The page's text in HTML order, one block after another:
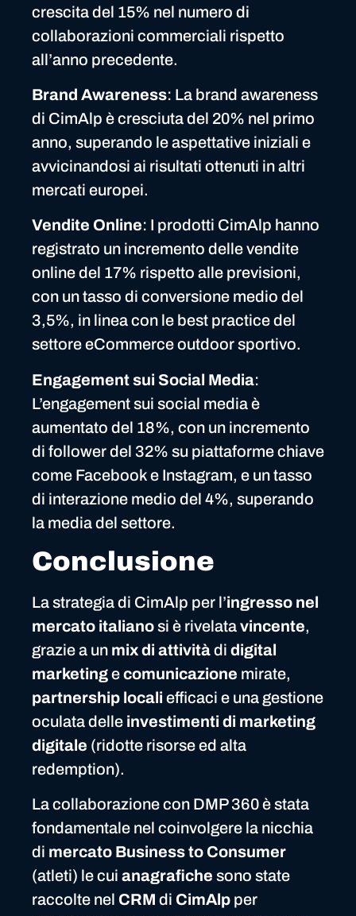
crescita del 15% nel numero di
collaborazioni commerciali rispetto
all’anno precedente.
Brand Awareness: La brand awareness
di CimAlp è cresciuta del 20% nel primo
anno, superando le aspettative iniziali e
avvicinandosi ai risultati ottenuti in altri
mercati europei.
Vendite Online: I prodotti CimAlp hanno
registrato un incremento delle vendite
online del 17% rispetto alle previsioni,
con un tasso di conversione medio del
3,5%, in linea con le best practice del
settore eCommerce outdoor sportivo.
Engagement sui Social Media:
L’engagement sui social media è
aumentato del 18%, con un incremento
di follower del 32% su piattaforme chiave
come Facebook e Instagram, e un tasso
di interazione medio del 4%, superando
la media del settore.
Conclusione
La strategia di CimAlp per l’ingresso nel
mercato italianosi è rivelatavincente,
grazie a un mix di attivitàdi digital
marketingecomunicazione mirate,
partnership locali efficaci e una gestione
oculata delle investimenti di marketing
digitale (ridotte risorse ed alta
redemption).
La collaborazione con DMP 360 è stata
fondamentale nel coinvolgere la nicchia
di mercato Business to Consumer
(atleti) le cui anagrafiche sono state
raccolte nel CRM di CimAlp per